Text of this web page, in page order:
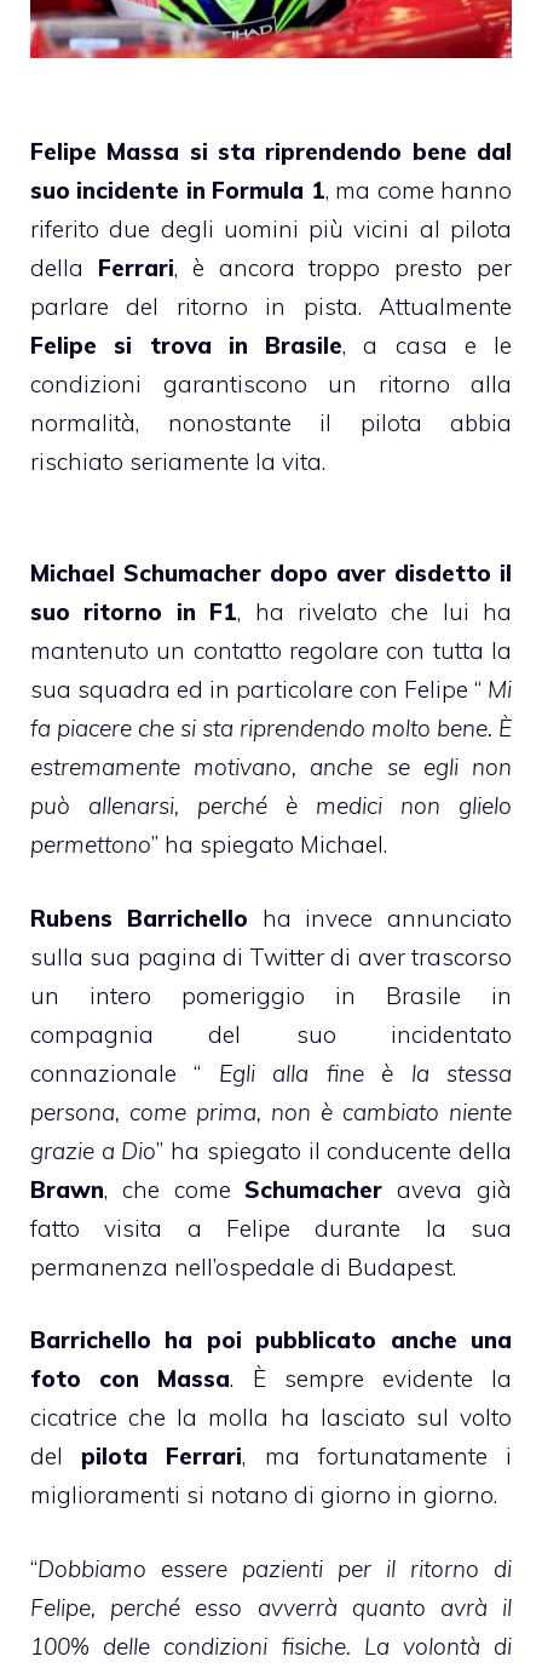
Felipe Massa si sta riprendendo bene dal
suo incidente in Formula 1, ma come hanno
riferito due degli uomini più vicini al pilota
della Ferrari, è ancora troppo presto per
parlare del ritorno in pista. Attualmente
Felipe si trova in Brasile, a casa e le
condizioni garantiscono un ritorno alla
normalità, nonostante il pilota abbia
rischiato seriamente la vita.
Michael Schumacher dopo aver disdetto il
suo ritorno in F1, ha rivelato che lui ha
mantenuto un contatto regolare con tutta la
sua squadra ed in particolare con Felipe “ Mi
fa piacere che si sta riprendendo molto bene. È
estremamente motivano, anche se egli non
può allenarsi, perché è medici non glielo
permettono” ha spiegato Michael.
Rubens Barrichello ha invece annunciato
sulla sua pagina di Twitter di aver trascorso
un intero pomeriggio in Brasile in
compagnia del suo incidentato
connazionale “ Egli alla fine è la stessa
persona, come prima, non è cambiato niente
grazie a Dio” ha spiegato il conducente della
Brawn, che comeSchumacher aveva già
fatto visita a Felipe durante la sua
permanenza nell’ospedale di Budapest.
Barrichello ha poi pubblicato anche una
foto con Massa. È sempre evidente la
cicatrice che la molla ha lasciato sul volto
del pilota Ferrari, ma fortunatamente i
miglioramenti si notano di giorno in giorno.
“Dobbiamo essere pazienti per il ritorno di
Felipe, perché esso avverrà quanto avrà il
100% delle condizioni fisiche. La volontà di